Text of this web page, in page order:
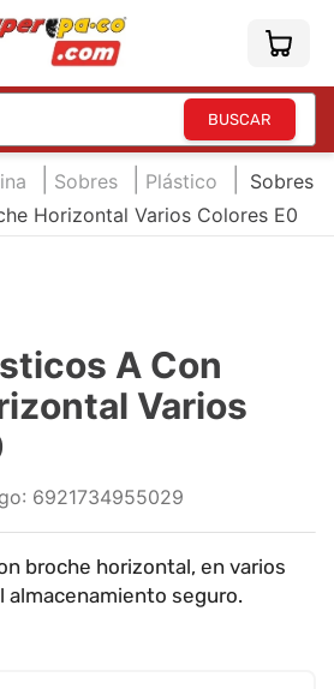
Sobres Plástico
Sobres
Horizontal Varios Colores E0
A Con
Varios
: 6921734955029
broche horizontal, en varios
almacenamiento seguro.